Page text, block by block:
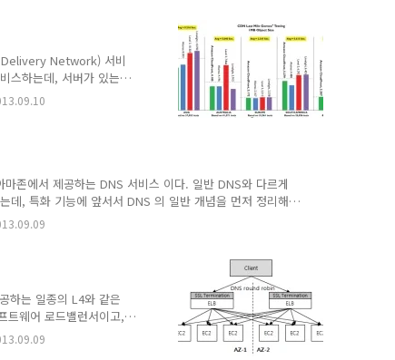
PaaS인가?얼마전까지만
비스였다. 페이스북이나
Network) 서비
스하는데, 서버가 있는
때문에 성능이 저하가
를 edge node 또는
크 대역폭이나 용량은
로 Akamai와 Limelight 등
존에서 제공하는 DNS 서비스 이다. 일반 DNS와 다르게
데, 특화 기능에 앞서서 DNS 의 일반 개념을 먼저 정리해
주소로 바꿔 주는 일종의 dictionary 서비스 이다.이러
한다. 이 서비스는 DNS 서버에 저장해놓은 파일을 기
버는 Primary/Secondary 구조로..
하는 일종의 L4와 같은
트웨어 로드밸런서이고,
supportELB는 기본적
포할 Amazon